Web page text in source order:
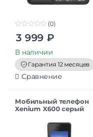
o
t
o
f
5
(0)
3 999 ₽
В наличии
Гарантия 12 месяцев
Сравнение
Мобильный телефон
Xenium X600 серый